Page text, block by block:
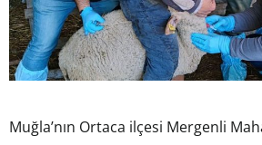
Muğla’nın Ortaca ilçesi Mergenli